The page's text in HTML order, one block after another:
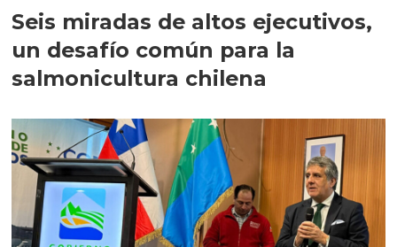
Seis miradas de altos ejecutivos,
un desafío común para la
salmonicultura chilena